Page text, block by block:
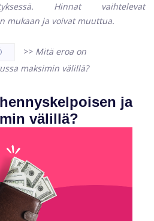
Hinnat vaihtelevat
mukaan ja voivat muuttua.
>> Mitä eroa on
maksimin välillä?
ja
välillä?